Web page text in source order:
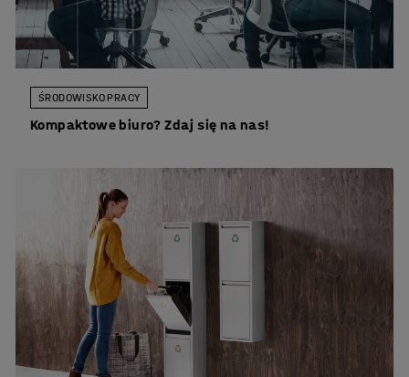
ŚRODOWISKO PRACY
Kompaktowe biuro? Zdaj się na nas!